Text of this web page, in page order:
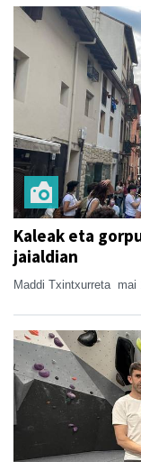
Kaleak eta
jaialdian
Maddi Txintxurreta mai